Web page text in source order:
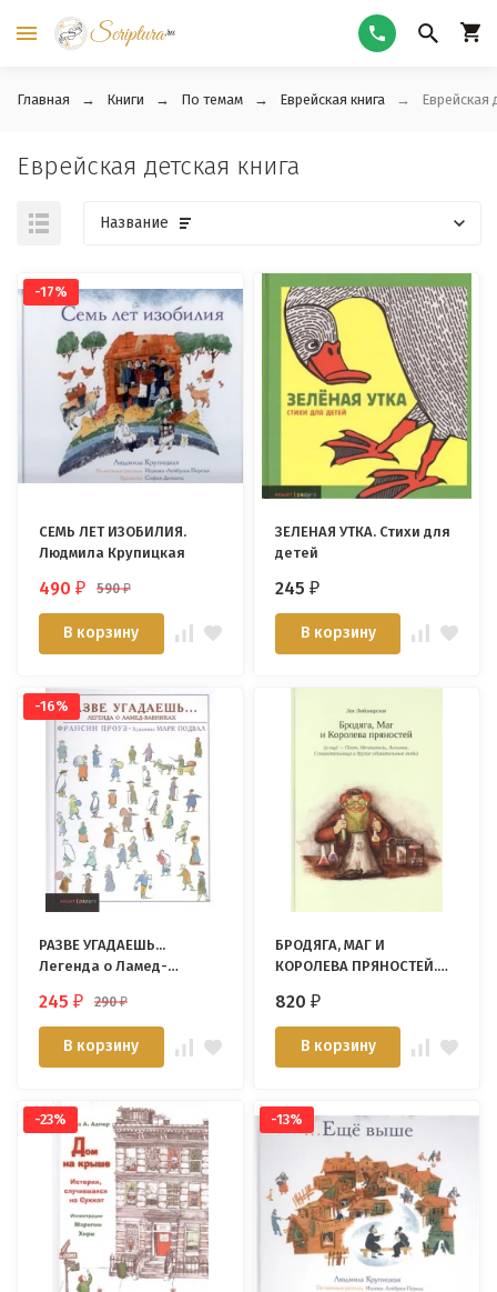
Главная Книги По темам Еврейская книга Еврейская
Еврейская детская книга
Название
-17%
СЕМЬ ЛЕТ ИЗОБИЛИЯ.
Людмила Крупицкая
490₽ 590₽
В корзину
ЗЕЛЕНАЯ УТКА. Стихи для
детей
245₽
В корзину
-16%
РАЗВЕ УГАДАЕШЬ...
Легенда о Ламед-
Проуз
245₽ 290₽
В корзину
БРОДЯГА, МАГ И
КОРОЛЕВА ПРЯНОСТЕЙ.
820₽
В корзину
-23% -13%